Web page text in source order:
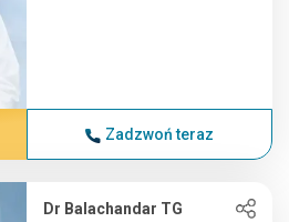
Zadzwoń teraz
Dr Balachandar TG